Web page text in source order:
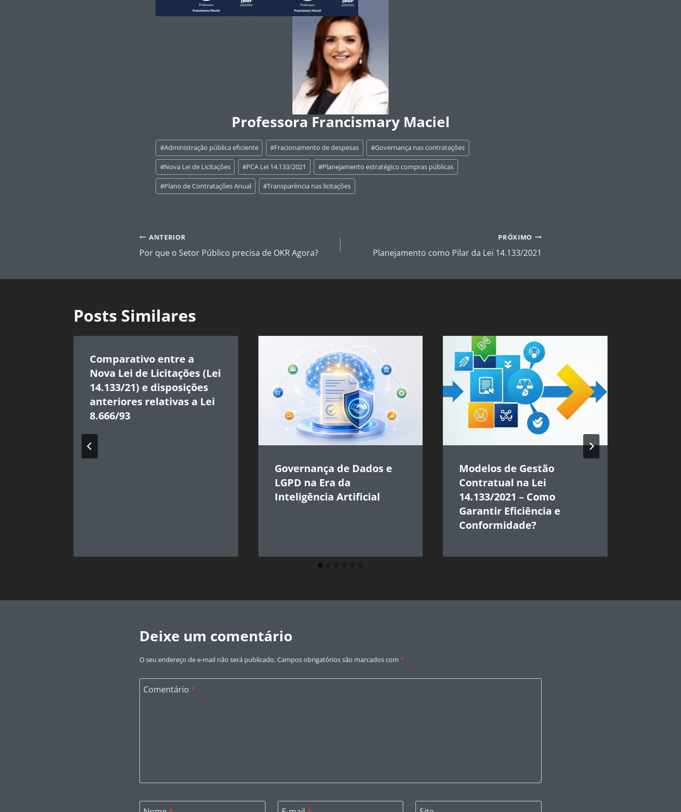
Professora Francismary Maciel
Tags
do
Post:
#Administração pública eficiente #Fracionamento de despesas #Governança nas contratações
#Nova Lei de Licitações #PCA Lei 14.133/2021 #Planejamento estratégico compras públicas
#Plano de Contratações Anual #Transparência nas licitações
Navegação
de
ANTERIOR
Por que o Setor Público precisa de OKR Agora?
PRÓXIMO
Planejamento como Pilar da Lei 14.133/2021
Posts Similares
Comparativo entre a
Nova Lei de Licitações (Lei
14.133/21) e disposições
anteriores relativas a Lei
8.666/93
Governança de Dados e
LGPD na Era da
Inteligência Artificial
Modelos de Gestão
Contratual na Lei
14.133/2021 – Como
Garantir Eficiência e
Conformidade?
Deixe um comentário
O seu endereço de e-mail não será publicado.Campos obrigatórios são marcados com *
Comentário *